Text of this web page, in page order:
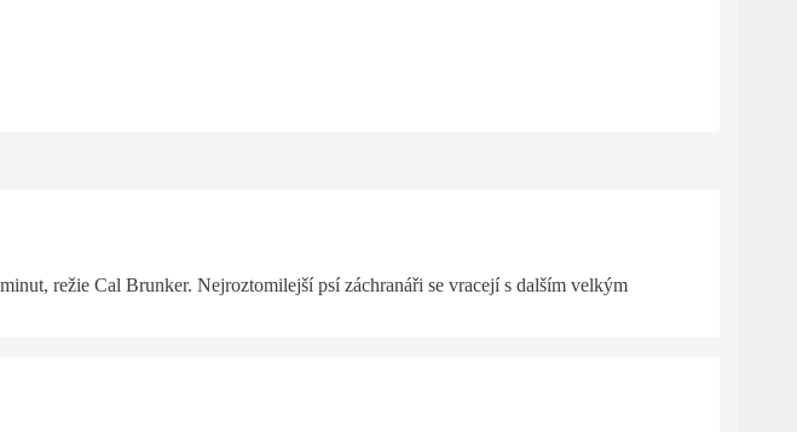
režie Cal Brunker. Nejroztomilejší psí záchranáři se vracejí s dalším velkým